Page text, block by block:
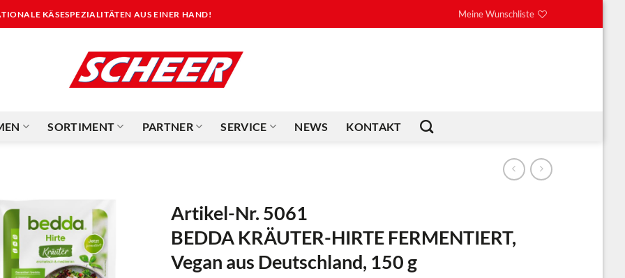
KÄSESPEZIALITÄTEN AUS EINER HAND! Meine Wunschliste
SORTIMENT PARTNER SERVICE NEWS KONTAKT
Artikel-Nr. 5061
BEDDA KRÄUTER-HIRTE FERMENTIERT,
Vegan aus Deutschland, 150 g